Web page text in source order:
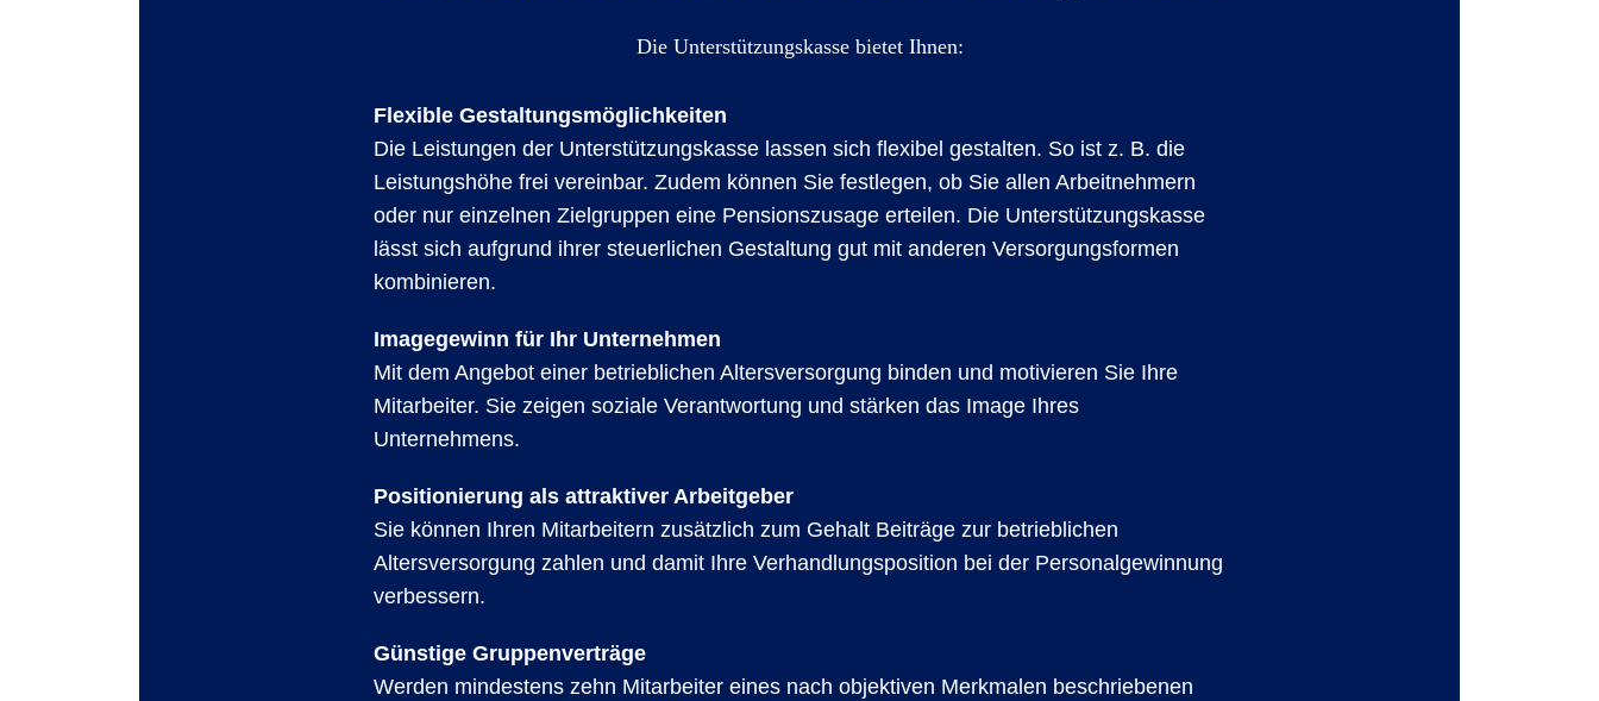
Die Unterstützungskasse bietet Ihnen:
Flexible Gestaltungsmöglichkeiten
Die Leistungen der Unterstützungskasse lassen sich flexibel gestalten. So ist z. B. die
Leistungshöhe frei vereinbar. Zudem können Sie festlegen, ob Sie allen Arbeitnehmern
oder nur einzelnen Zielgruppen eine Pensionszusage erteilen. Die Unterstützungskasse
lässt sich aufgrund ihrer steuerlichen Gestaltung gut mit anderen Versorgungsformen
kombinieren.
Imagegewinn für Ihr Unternehmen
Mit dem Angebot einer betrieblichen Altersversorgung binden und motivieren Sie Ihre
Mitarbeiter. Sie zeigen soziale Verantwortung und stärken das Image Ihres
Unternehmens.
Positionierung als attraktiver Arbeitgeber
Sie können Ihren Mitarbeitern zusätzlich zum Gehalt Beiträge zur betrieblichen
Altersversorgung zahlen und damit Ihre Verhandlungsposition bei der Personalgewinnung
verbessern.
Günstige Gruppenverträge
Werden mindestens zehn Mitarbeiter eines nach objektiven Merkmalen beschriebenen